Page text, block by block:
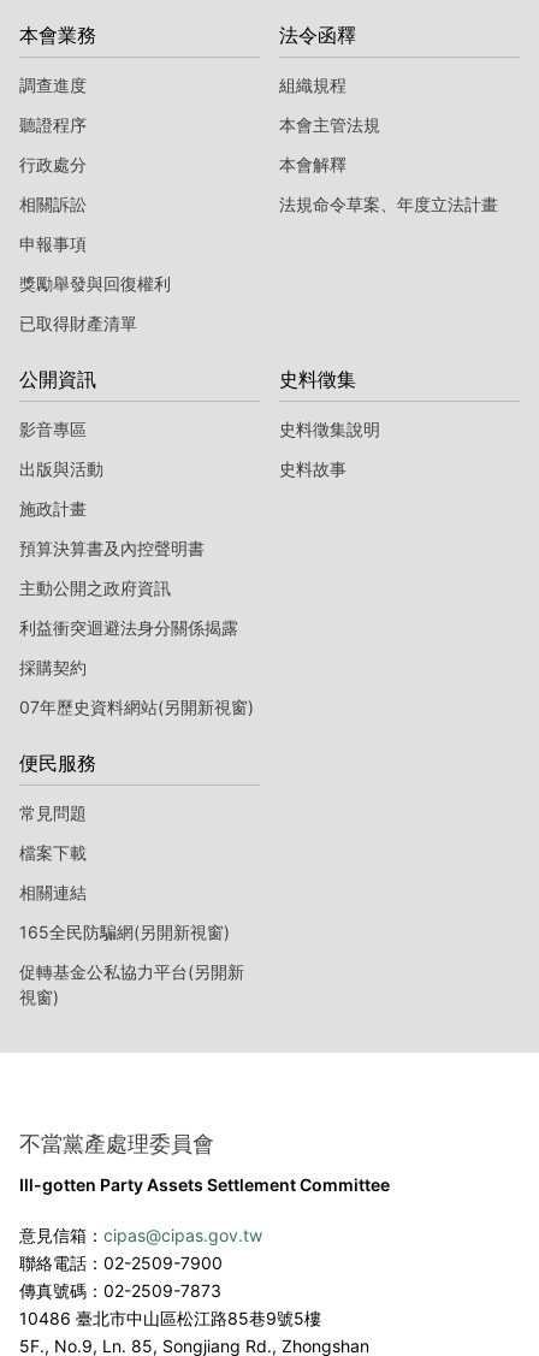
本會業務
調查進度
聽證程序
行政處分
相關訴訟
申報事項
獎勵舉發與回復權利
已取得財產清單
法令函釋
組織規程
本會主管法規
本會解釋
法規命令草案、年度立法計畫
公開資訊
影音專區
出版與活動
施政計畫
預算決算書及內控聲明書
主動公開之政府資訊
利益衝突迴避法身分關係揭露
採購契約
07年歷史資料網站(另開新視窗)
史料徵集
史料徵集說明
史料故事
便民服務
常見問題
檔案下載
相關連結
165全民防騙網(另開新視窗)
促轉基金公私協力平台(另開新
視窗)
不當黨產處理委員會
Ill-gotten Party Assets Settlement Committee
意見信箱： cipas@cipas.gov.tw
聯絡電話：02-2509-7900
傳真號碼：02-2509-7873
10486 臺北市中山區松江路85巷9號5樓
5F., No.9, Ln. 85, Songjiang Rd., Zhongshan